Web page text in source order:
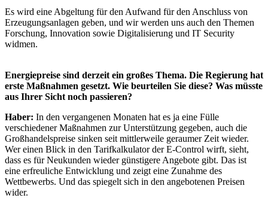
Es wird eine Abgeltung für den Aufwand für den Anschluss von
Erzeugungsanlagen geben, und wir werden uns auch den Themen
Forschung, Innovation sowie Digitalisierung und IT Security
widmen.
Energiepreise sind derzeit ein großes Thema. Die Regierung hat
erste Maßnahmen gesetzt. Wie beurteilen Sie diese? Was müsste
aus Ihrer Sicht noch passieren?
Haber: In den vergangenen Monaten hat es ja eine Fülle
verschiedener Maßnahmen zur Unterstützung gegeben, auch die
Großhandelspreise sinken seit mittlerweile geraumer Zeit wieder.
Wer einen Blick in den Tarifkalkulator der E-Control wirft, sieht,
dass es für Neukunden wieder günstigere Angebote gibt. Das ist
eine erfreuliche Entwicklung und zeigt eine Zunahme des
Wettbewerbs. Und das spiegelt sich in den angebotenen Preisen
wider.